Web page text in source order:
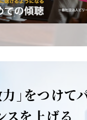
力」をつけて
スを上げる